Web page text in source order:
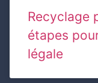
Recyclage
étapes
légale